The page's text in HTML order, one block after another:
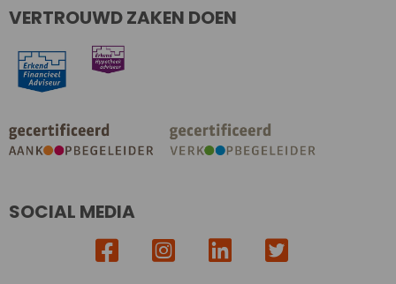
VERTROUWD ZAKEN DOEN
SOCIAL MEDIA